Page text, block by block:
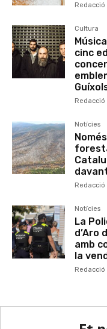
Redacció
Cultura
cinc
Redacció
Notícies
Redacció
Notícies
La
d’Aro
amb
la
Redacció